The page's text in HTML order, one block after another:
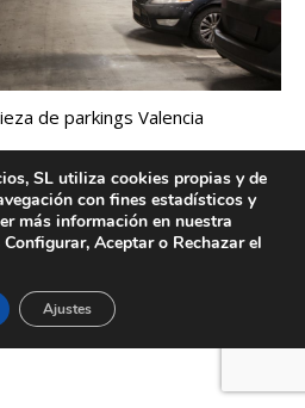
de parkings Valencia
Marketing Digital
legal
SL utiliza cookies propias y de
con fines estadísticos y
más información en nuestra
Configurar, Aceptar o Rechazar el
Ajustes